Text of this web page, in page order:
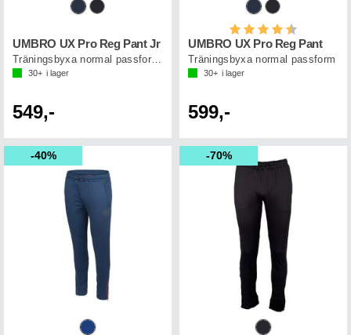
UMBRO UX Pro Reg Pant Jr
Träningsbyxa normal passform junior
30+ i lager
549,-
Betyg:
UMBRO UX Pro Reg Pant
Träningsbyxa normal passform
30+ i lager
599,-
40% 70%